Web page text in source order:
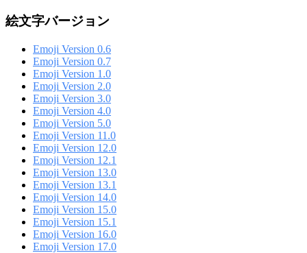
絵文字バージョン
Emoji Version 0.6
Emoji Version 0.7
Emoji Version 1.0
Emoji Version 2.0
Emoji Version 3.0
Emoji Version 4.0
Emoji Version 5.0
Emoji Version 11.0
Emoji Version 12.0
Emoji Version 12.1
Emoji Version 13.0
Emoji Version 13.1
Emoji Version 14.0
Emoji Version 15.0
Emoji Version 15.1
Emoji Version 16.0
Emoji Version 17.0